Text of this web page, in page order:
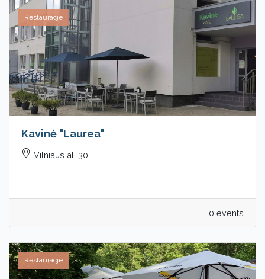
Restauracje
Kavinė "Laurea"
Vilniaus al. 30
0 events
Restauracje